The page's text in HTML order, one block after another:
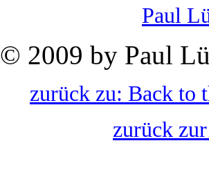
Paul
© 2009 by Paul
zurück zu: Back to
zurück